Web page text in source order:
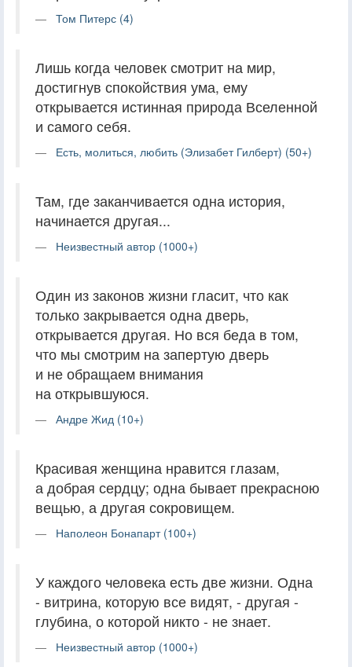
Том Питерс (4)
Лишь когда человек смотрит на мир,
достигнув спокойствия ума, ему
открывается истинная природа Вселенной
и самого себя.
Есть, молиться, любить (Элизабет Гилберт) (50+)
Там, где заканчивается одна история,
начинается другая...
Неизвестный автор (1000+)
Один из законов жизни гласит, что как
только закрывается одна дверь,
открывается другая. Но вся беда в том,
что мы смотрим на запертую дверь
и не обращаем внимания
на открывшуюся.
Андре Жид (10+)
Красивая женщина нравится глазам,
а добрая сердцу; одна бывает прекрасною
вещью, а другая сокровищем.
Наполеон Бонапарт (100+)
У каждого человека есть две жизни. Одна
- витрина, которую все видят, - другая -
глубина, о которой никто - не знает.
Неизвестный автор (1000+)